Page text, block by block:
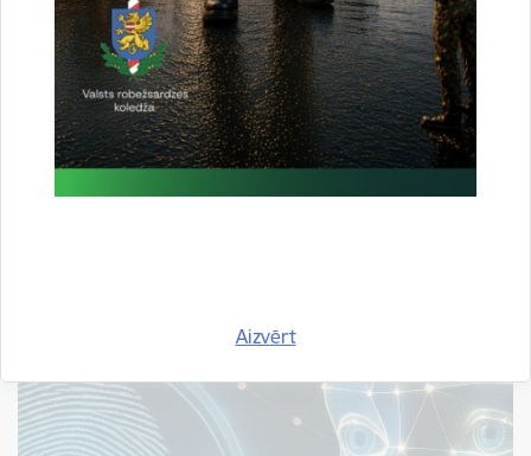
Aizvērt
Liepājā norisināsies Valsts robežsardzes
patruļkuģa “Bārta” kuģa karoga iesvētīšana
12.01.2026.
Finansiālā atbalsta instruments robežu pārvaldībai un
vīzu politikai (2021.-2027.)